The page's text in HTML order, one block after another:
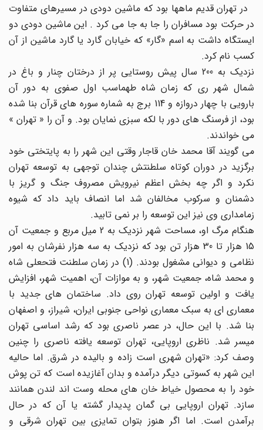
در تهران قدیم ماهها بود که ماشین دودی در مسیرهای متفاوت
در حرکت بود مسافران را جا به جا می کرد . این ماشین دودی دو
ایستگاه داشت به اسم «گار» که خیابان گارد یا گارد ماشین از آن
کسب نام کرد.
نزدیک به 200 سال پیش روستایی پر از درختان چنار و باغ در
شمال شهر ری که زمان شاه طهماسب اول صفوی به دور آن
بارویی با چهار دروازه و 114 برج به شماره سوره های قرآن بنا شده
بود، از فرسنگ های دور با لکه سبزی نمایان بود. و آن را « تهران »
می خواندند.
می گویند آقا محمد خان قاجار وقتی این شهر را به پایتختی خود
برگزید در دوران کوتاه سلطنتش چندان توجهی به توسعه تهران
نکرد و اگر چه بخش اعظم نیرویش مصروف جنگ و گریز با
دشمنان و سرکوب مخالفان شد اما انصاف باید داد که شیوه
زمامداری وی نیز این توسعه را بر نمی تابید.
هنگام مرگ او، مساحت شهر نزدیک به 2 میل مربع و جمعیت آن
15 هزار تا 30 هزار تن بود که نزدیک به سه هزار نفرشان به امور
نظامی و دیوانی مشغول بودند. (1) در زمان سلطنت فتحعلی شاه
و محمد شاه، جمعیت شهر، و به موازات آن، اهمیت شهر، افزایش
یافت و اولین توسعه تهران روی داد. ساختمان های جدید با
معماری ای به سبک معماری نواحی جنوبی ایران، شیراز، و اصفهان
بنا شد. با این حال، در عصر ناصری بود که رشد اساسی تهران
میسر شد. ناظری اروپایی، تهران توسعه یافته ناصری را چنین
وصف کرد: «تهران شهری است زاده و بالیده در شرق. اما حالیه
این شهر به کسوتی دیگر درآمده و بدان آغازیده است که تن پوش
خود را به محصول خیاط خان های محله وست اند لندن همانند
سازد. تهران اروپایی بی گمان پدیدار گشته یا آن که در حال
برآمدن است. اما اگر هنوز بتوان تمایزی بین تهران شرقی و